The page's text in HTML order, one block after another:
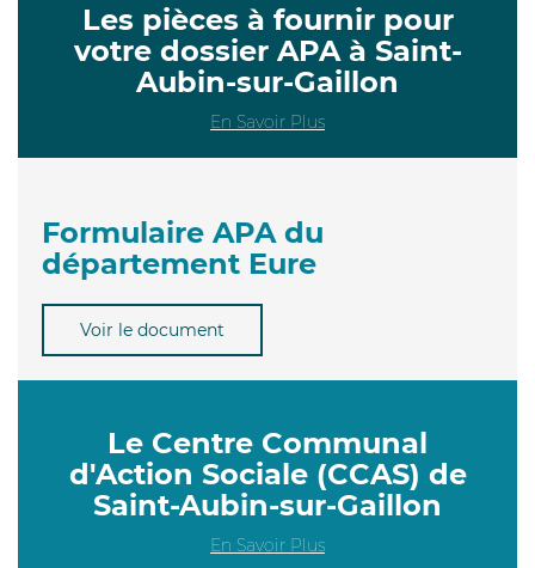
Les pièces à fournir pour
votre dossier APA à Saint-
Aubin-sur-Gaillon
En Savoir Plus
Formulaire APA du
département Eure
Voir le document
Le Centre Communal
d'Action Sociale (CCAS) de
Saint-Aubin-sur-Gaillon
En Savoir Plus